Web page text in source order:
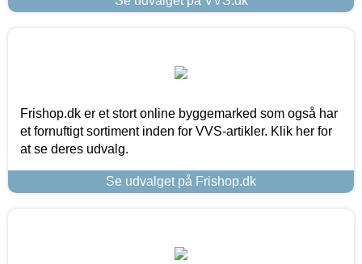
Frishop.dk er et stort online byggemarked som også har
et fornuftigt sortiment inden for VVS-artikler. Klik her for
at se deres udvalg.
Se udvalget på Frishop.dk